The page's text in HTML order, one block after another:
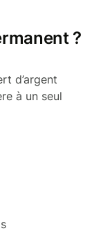
?
d’argent
à un seul